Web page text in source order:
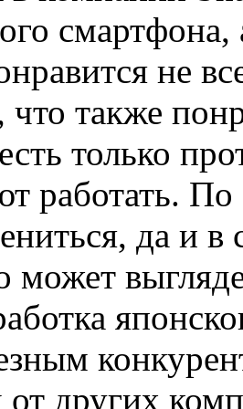
не
что также
только
работать. По
да и в
может
от других